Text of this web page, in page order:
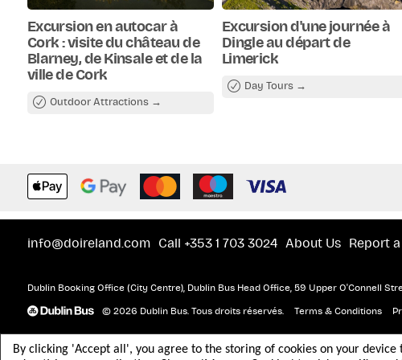
Le clou de la journée est sans conteste
s'élèvent à plus de 210 mètres au-
d'environ 90 minutes pour explorer les
exceptionnels et visiter le centre
Après votre visite des falaises,
Atlantic Way, l'une des plus belles routes
la côte ouest irlandaise.
Excursion en autocar à
Cork : visite du château de
Blarney, de Kinsale et de la
ville de Cork
Outdoor Attractions
Excursion d'une journée à
Dingle au départ de
Limerick
Day Tours
info@doireland.com Call +353 1 703 3024 About Us Report
Dublin Booking Office (City Centre), Dublin Bus Head Office, 59 Upper O'Connell
© 2026 Dublin Bus. Tous droits réservés. Terms & Conditions
By clicking 'Accept all', you agree to the storing of cookies on your